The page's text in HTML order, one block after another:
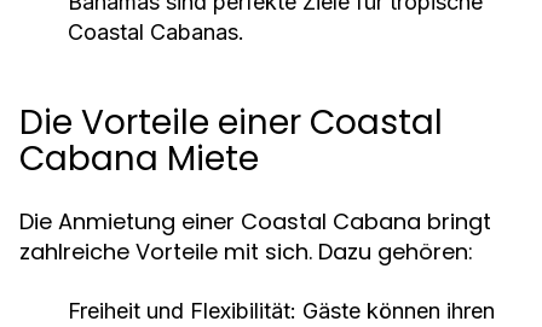
Coastal Cabanas.
Die Vorteile einer Coastal
Cabana Miete
Die Anmietung einer Coastal Cabana bringt
zahlreiche Vorteile mit sich. Dazu gehören:
Freiheit und Flexibilität: Gäste können ihren